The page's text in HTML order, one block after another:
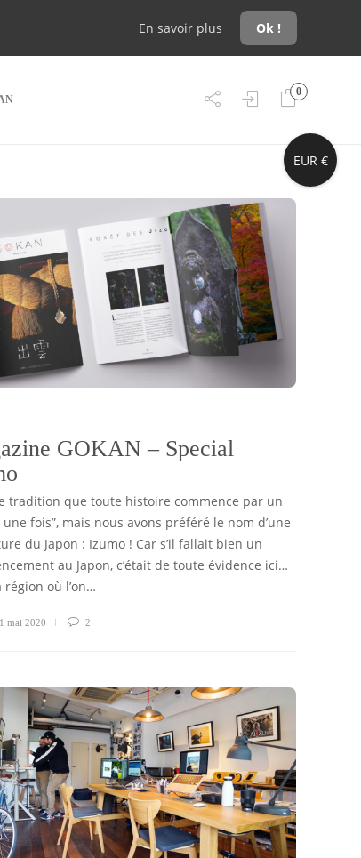
En savoir plus Ok !
0
GOKAN – Special
tradition que toute histoire commence par un
fois”, mais nous avons préféré le nom d’une
du Japon : Izumo ! Car s’il fallait bien un
au Japon, c’était de toute évidence ici…
région où l’on…
1 mai 2020 2
EUR €